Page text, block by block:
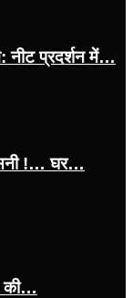
प्रदर्शन में…
!… घर…
की…